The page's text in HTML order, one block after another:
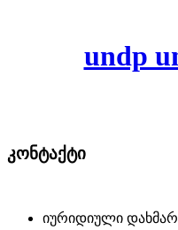
undp
კონტაქტი
იურიდიული